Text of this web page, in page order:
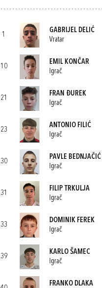
1
GABRIJEL DELIĆ
Vratar
10
EMIL KONČAR
Igrač
21
FRAN ĐUREK
Igrač
23
ANTONIO FILIĆ
Igrač
30
PAVLE BEDNJAČIĆ
Igrač
31
FILIP TRKULJA
Igrač
33
DOMINIK FEREK
Igrač
39
KARLO ŠAMEC
Igrač
FRANKO DLAKA